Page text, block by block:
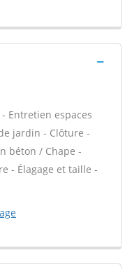
Entretien espaces
jardin - Clôture -
béton / Chape -
- Élagage et taille -